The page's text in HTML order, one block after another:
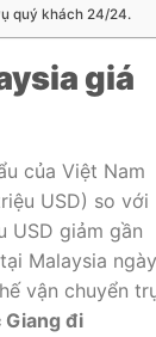
quý khách 24/24.
giá
của Việt Nam
USD) so với
USD giảm gần
Malaysia ngày
vận chuyển
Giang đi